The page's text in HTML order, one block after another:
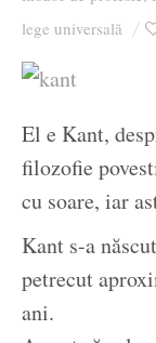
lege universală
El e Kant,
filozofie
cu soare, iar
Kant s-a
petrecut
ani.